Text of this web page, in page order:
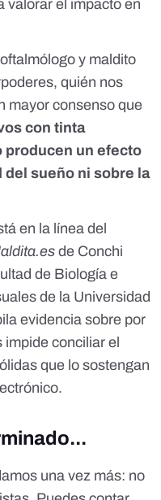
valorar el impacto en
y maldito
quién nos
mayor consenso que
con tinta
producen un efecto
sueño ni sobre la
en la línea del
de Conchi
de Biología e
de la Universidad
evidencia sobre por
conciliar el
que lo sostengan
.
una vez más: no